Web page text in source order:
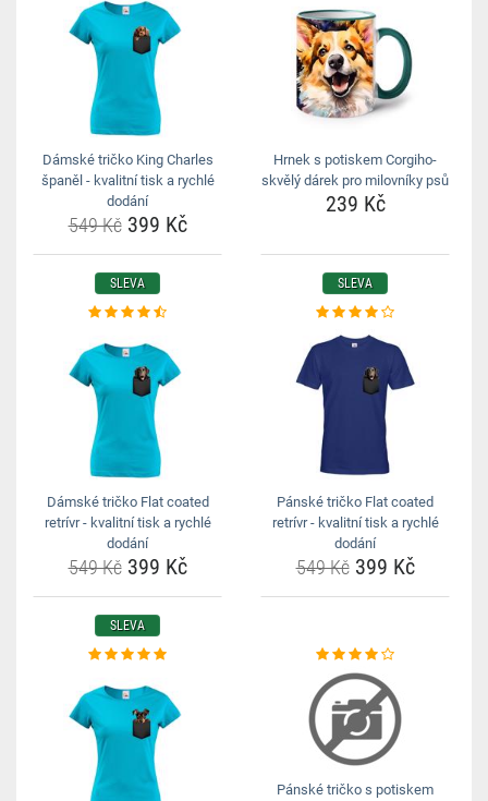
Dámské tričko King Charles
španěl - kvalitní tisk a rychlé
dodání
549 Kč399 Kč
Hrnek s potiskem Corgiho-
skvělý dárek pro milovníky psů
239 Kč
SLEVA
Dámské tričko Flat coated
retrívr - kvalitní tisk a rychlé
dodání
549 Kč399 Kč
SLEVA
Pánské tričko Flat coated
retrívr - kvalitní tisk a rychlé
dodání
549 Kč399 Kč
SLEVA
Pánské tričko s potiskem